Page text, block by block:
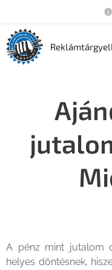
A pénz mint jutalom
helyes döntésnek,